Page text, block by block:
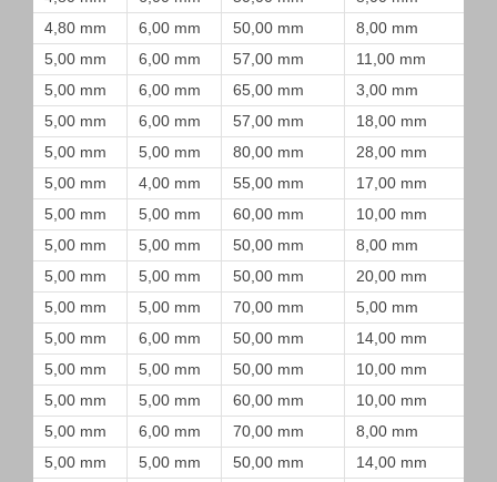
4,80 mm
6,00 mm 50,00 mm
8,00 mm
5,00 mm
6,00 mm 57,00 mm
11,00 mm
5,00 mm
6,00 mm 65,00 mm
3,00 mm
5,00 mm
6,00 mm 57,00 mm
18,00 mm
5,00 mm
5,00 mm 80,00 mm
28,00 mm
5,00 mm
4,00 mm 55,00 mm
17,00 mm
5,00 mm
5,00 mm 60,00 mm
10,00 mm
5,00 mm
5,00 mm 50,00 mm
8,00 mm
5,00 mm
5,00 mm 50,00 mm
20,00 mm
5,00 mm
5,00 mm 70,00 mm
5,00 mm
5,00 mm
6,00 mm 50,00 mm
14,00 mm
5,00 mm
5,00 mm 50,00 mm
10,00 mm
5,00 mm
5,00 mm 60,00 mm
10,00 mm
5,00 mm
6,00 mm 70,00 mm
8,00 mm
5,00 mm
5,00 mm 50,00 mm
14,00 mm